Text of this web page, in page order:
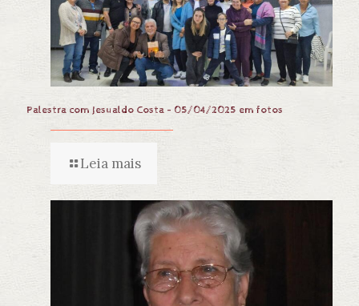
Palestra com Jesualdo Costa – 05/04/2025 em fotos
Leia mais